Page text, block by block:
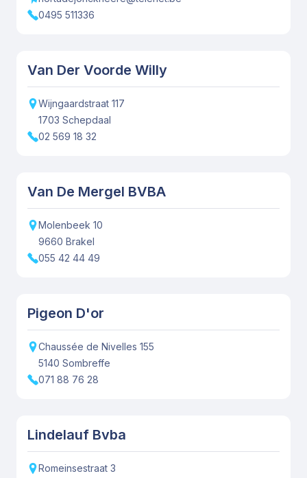
0495 511336
Van Der Voorde Willy
Wijngaardstraat 117
1703 Schepdaal
02 569 18 32
Van De Mergel BVBA
Molenbeek 10
9660 Brakel
055 42 44 49
Pigeon D'or
Chaussée de Nivelles 155
5140 Sombreffe
071 88 76 28
Lindelauf Bvba
Romeinsestraat 3